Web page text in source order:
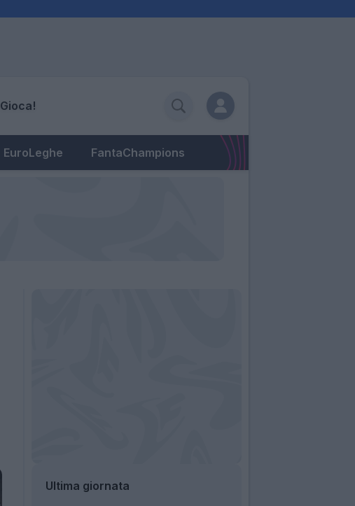
Gioca!
EuroLeghe FantaChampions
Ultima giornata